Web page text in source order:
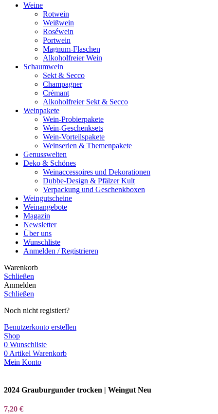
Weine
Rotwein
Weißwein
Roséwein
Portwein
Magnum-Flaschen
Alkoholfreier Wein
Schaumwein
Sekt & Secco
Champagner
Crémant
Alkoholfreier Sekt & Secco
Weinpakete
Wein-Probierpakete
Wein-Geschenksets
Wein-Vorteilspakete
Weinserien & Themenpakete
Genusswelten
Deko & Schönes
Weinaccessoires und Dekorationen
Dubbe-Design & Pfälzer Kult
Verpackung und Geschenkboxen
Weingutscheine
Weinangebote
Magazin
Newsletter
Über uns
Wunschliste
Anmelden / Registrieren
Warenkorb
Schließen
Anmelden
Schließen
Noch nicht registiert?
Benutzerkonto erstellen
Shop
0 Wunschliste
0 Artikel Warenkorb
Mein Konto
2024 Grauburgunder trocken | Weingut Neu
7,20 €